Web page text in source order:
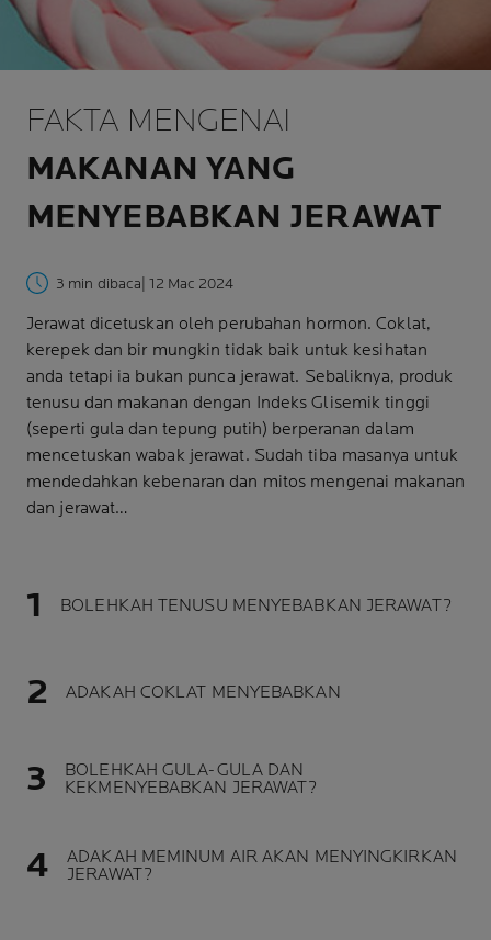
FAKTA MENGENAI
MAKANAN YANG
MENYEBABKAN JERAWAT
3 min dibaca | 12 Mac 2024
Jerawat dicetuskan oleh perubahan hormon. Coklat,
kerepek dan bir mungkin tidak baik untuk kesihatan
anda tetapi ia bukan punca jerawat. Sebaliknya, produk
tenusu dan makanan dengan Indeks Glisemik tinggi
(seperti gula dan tepung putih) berperanan dalam
mencetuskan wabak jerawat. Sudah tiba masanya untuk
mendedahkan kebenaran dan mitos mengenai makanan
dan jerawat…
BOLEHKAH TENUSU MENYEBABKAN JERAWAT?
ADAKAH COKLAT MENYEBABKAN
BOLEHKAH GULA-GULA DAN
KEKMENYEBABKAN JERAWAT?
ADAKAH MEMINUM AIR AKAN MENYINGKIRKAN
JERAWAT?